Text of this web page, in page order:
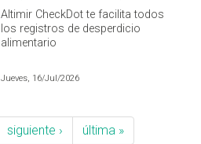
ALIMENTARIA
Altimir CheckDot te facilita todos
los registros de desperdicio
alimentario
Jueves, 16/Jul/2026
siguiente › última »